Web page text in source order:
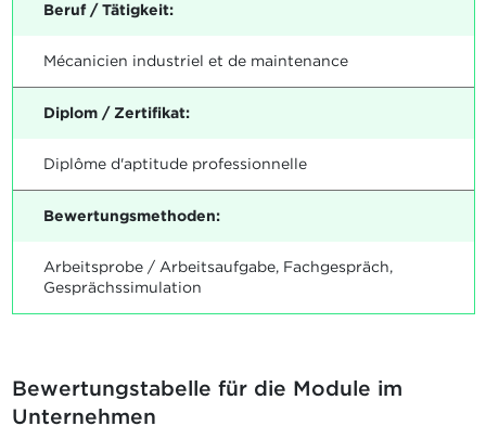
Beruf / Tätigkeit:
Mécanicien industriel et de maintenance
Diplom / Zertifikat:
Diplôme d'aptitude professionnelle
Bewertungsmethoden:
Arbeitsprobe / Arbeitsaufgabe, Fachgespräch,
Gesprächssimulation
Bewertungstabelle für die Module im
Unternehmen